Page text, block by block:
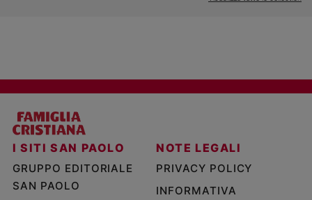
I SITI SAN PAOLO
GRUPPO EDITORIALE
SAN PAOLO
NOTE LEGALI
PRIVACY POLICY
INFORMATIVA